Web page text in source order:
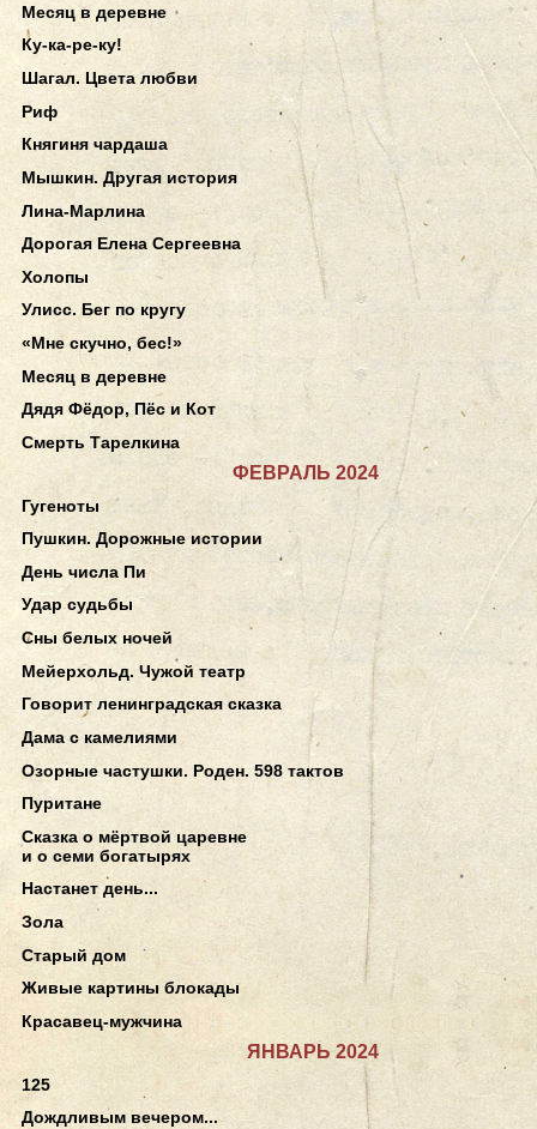
Месяц в деревне
Ку-ка-ре-ку!
Шагал. Цвета любви
Риф
Княгиня чардаша
Мышкин. Другая история
Лина-Марлина
Дорогая Елена Сергеевна
Холопы
Улисс. Бег по кругу
«Мне скучно, бес!»
Месяц в деревне
Дядя Фёдор, Пёс и Кот
Смерть Тарелкина
ФЕВРАЛЬ 2024
Гугеноты
Пушкин. Дорожные истории
День числа Пи
Удар судьбы
Сны белых ночей
Мейерхольд. Чужой театр
Говорит ленинградская сказка
Дама с камелиями
Озорные частушки. Роден. 598 тактов
Пуритане
Сказка о мёртвой царевне
и о семи богатырях
Настанет день...
Зола
Старый дом
Живые картины блокады
Красавец-мужчина
ЯНВАРЬ 2024
125
Дождливым вечером...